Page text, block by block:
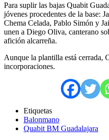
Para suplir las bajas Quabit
jóvenes procedentes de la base:
Chema Celada, Pablo Simón y
unen a Diego Oliva, canterano
afición alcarreña.
Aunque la plantilla está cerrada,
incorporaciones.
Etiquetas
Balonmano
Quabit BM Guadalajara